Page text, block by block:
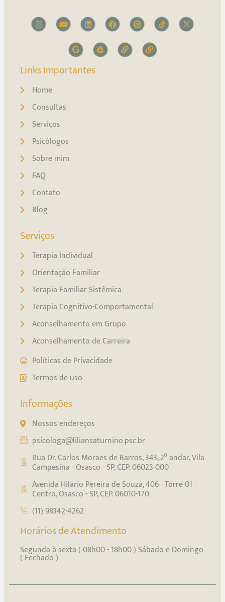
Links Importantes
Home
Consultas
Serviços
Psicólogos
Sobre mim
FAQ
Contato
Blog
Serviços
Terapia Individual
Orientação Familiar
Terapia Familiar Sistêmica
Terapia Cognitivo-Comportamental
Aconselhamento em Grupo
Aconselhamento de Carreira
Políticas de Privacidade
Termos de uso
Informações
Nossos endereços
psicologa@liliansaturnino.psc.br
Rua Dr. Carlos Moraes de Barros, 343, 2⁰ andar, Vila
Campesina - Osasco - SP, CEP. 06023-000
Avenida Hilário Pereira de Souza, 406 - Torre 01 -
Centro, Osasco - SP, CEP. 06010-170
(11) 98342-4262
Horários de Atendimento
Segunda à sexta ( 08h00 - 18h00 ) Sábado e Domingo
( Fechado )